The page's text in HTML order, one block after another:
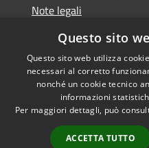
Note legali
Dichiarazione di
Accessibilità
Questo sito
Questo sito web utilizza
necessari al corretto
nonché un cookie tecnico
informazioni
Per maggiori dettagli, può
ACCETTA TUTTO